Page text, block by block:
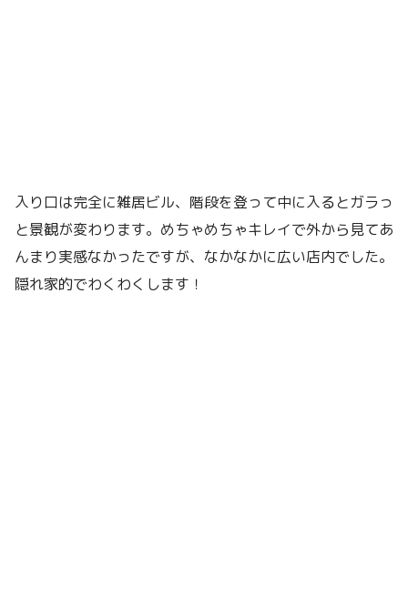
入り口は完全に雑居ビル、階段を登って中に入るとガラっ
と景観が変わります。めちゃめちゃキレイで外から見てあ
んまり実感なかったですが、なかなかに広い店内でした。
隠れ家的でわくわくします！